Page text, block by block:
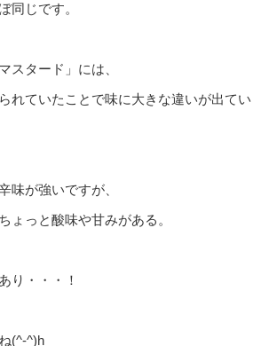
同じです。
スタード」には、
れていたことで味に大きな違いが出てい
味が強いですが、
ょっと酸味や甘みがある。
り・・・！
(^-^)h